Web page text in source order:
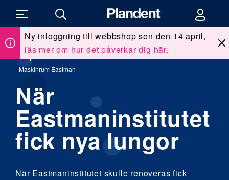
Ny inloggning till webbshop sen den 14 april,
läs mer om hur det påverkar dig här.
är
här:
Kunskap & utbildning / Klinikreportage /
Maskinrum Eastman
När
Eastmaninstitutet
fick nya lungor
När Eastmaninstitutet skulle renoveras fick